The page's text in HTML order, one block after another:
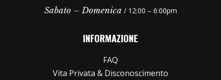
Sabato – Domenica / 12:00 – 6:00pm
INFORMAZIONE
FAQ
Vita Privata & Disconoscimento